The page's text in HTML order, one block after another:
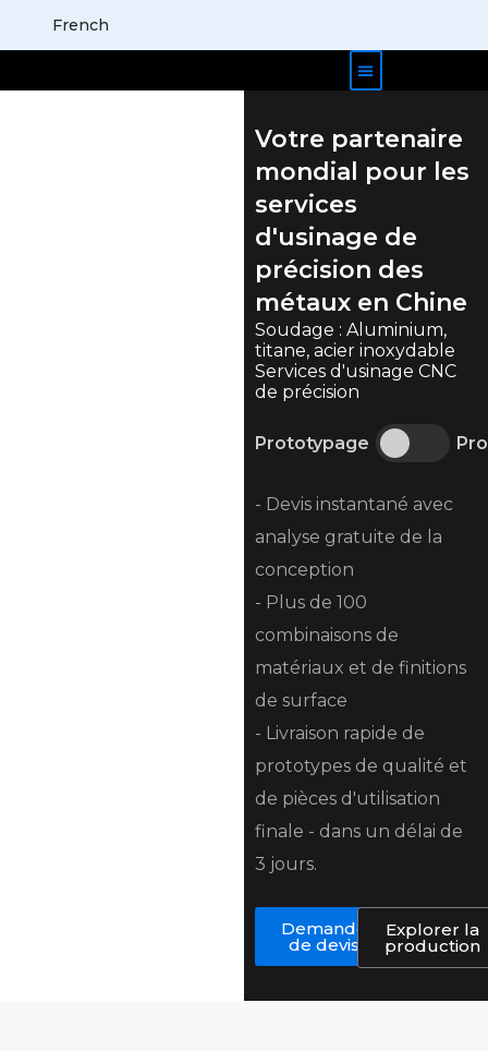
French
Votre partenaire
mondial pour les
services
d'usinage de
précision des
métaux en Chine
Soudage : Aluminium,
titane, acier inoxydable
Services d'usinage CNC
de précision
Prototypage
- Devis instantané avec
analyse gratuite de la
conception
- Plus de 100
combinaisons de
matériaux et de finitions
de surface
- Livraison rapide de
prototypes de qualité et
de pièces d'utilisation
finale - dans un délai de
3 jours.
Demande
de devis
Explorer la
production